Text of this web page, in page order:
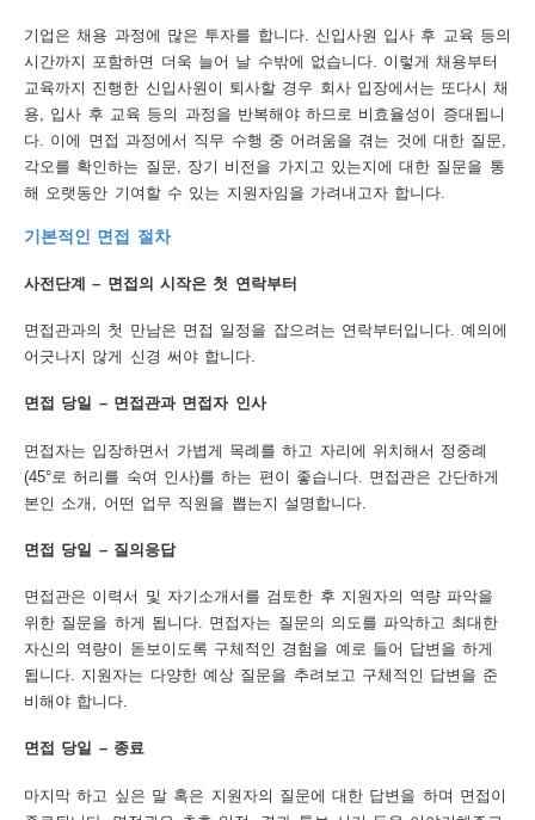
기업은 채용 과정에 많은 투자를 합니다. 신입사원 입사 후 교육 등의
시간까지 포함하면 더욱 늘어 날 수밖에 없습니다. 이렇게 채용부터
교육까지 진행한 신입사원이 퇴사할 경우 회사 입장에서는 또다시 채
용, 입사 후 교육 등의 과정을 반복해야 하므로 비효율성이 증대됩니
다. 이에 면접 과정에서 직무 수행 중 어려움을 겪는 것에 대한 질문,
각오를 확인하는 질문, 장기 비전을 가지고 있는지에 대한 질문을 통
해 오랫동안 기여할 수 있는 지원자임을 가려내고자 합니다.
기본적인 면접 절차
사전단계 – 면접의 시작은 첫 연락부터
면접관과의 첫 만남은 면접 일정을 잡으려는 연락부터입니다. 예의에
어긋나지 않게 신경 써야 합니다.
면접 당일 – 면접관과 면접자 인사
면접자는 입장하면서 가볍게 목례를 하고 자리에 위치해서 정중례
(45°로 허리를 숙여 인사)를 하는 편이 좋습니다. 면접관은 간단하게
본인 소개, 어떤 업무 직원을 뽑는지 설명합니다.
면접 당일 – 질의응답
면접관은 이력서 및 자기소개서를 검토한 후 지원자의 역량 파악을
위한 질문을 하게 됩니다. 면접자는 질문의 의도를 파악하고 최대한
자신의 역량이 돋보이도록 구체적인 경험을 예로 들어 답변을 하게
됩니다. 지원자는 다양한 예상 질문을 추려보고 구체적인 답변을 준
비해야 합니다.
면접 당일 – 종료
마지막 하고 싶은 말 혹은 지원자의 질문에 대한 답변을 하며 면접이